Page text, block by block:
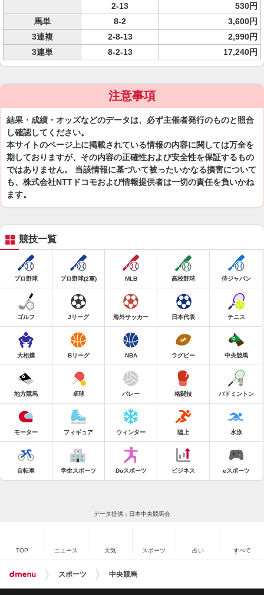
2-13
530円
馬単
8-2
3,600円
3連複
2-8-13
2,990円
3連単
8-2-13 17,240円
注意事項
結果・成績・オッズなどのデータは、必ず主催者発行のものと照合
し確認してください。
本サイトのページ上に掲載されている情報の内容に関しては万全を
期しておりますが、その内容の正確性および安全性を保証するもの
ではありません。 当該情報に基づいて被ったいかなる損害について
も、株式会社NTTドコモおよび情報提供者は一切の責任を負いかね
ます。
競技一覧
プロ野球 プロ野球(2軍) MLB 高校野球 侍ジャパン
ゴルフ Jリーグ 海外サッカー 日本代表 テニス
大相撲 Bリーグ NBA ラグビー 中央競馬
地方競馬 卓球 バレー 格闘技 バドミントン
モーター フィギュア ウィンター 陸上 水泳
自転車 学生スポーツ Doスポーツ ビジネス eスポーツ
データ提供：日本中央競馬会
TOP ニュース 天気 スポーツ 占い すべて
スポーツ 中央競馬